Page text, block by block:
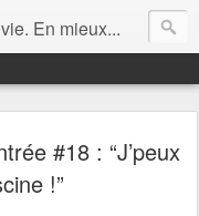
En mieux...
#18 : “J’peux
!”